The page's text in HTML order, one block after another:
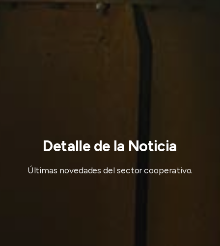
Detalle de la Noticia
Últimas novedades del sector cooperativo.